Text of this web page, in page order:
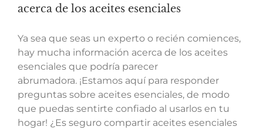
acerca de los aceites esenciales
Ya sea que seas un experto o recién comiences,
hay mucha información acerca de los aceites
esenciales que podría parecer
abrumadora. ¡Estamos aquí para responder
preguntas sobre aceites esenciales, de modo
que puedas sentirte confiado al usarlos en tu
hogar! ¿Es seguro compartir aceites esenciales